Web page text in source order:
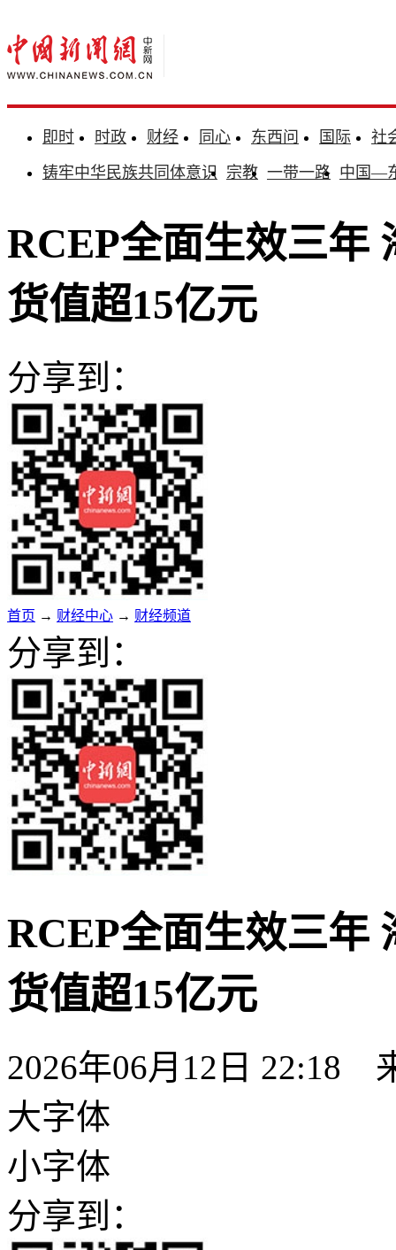
即时 时政 财经 同心 东西问 国际
社
铸牢中华民族共同体意识 宗教 一带一路 中国—
RCEP全面生效三年
货值超15亿元
分享到：
首页 → 财经中心 → 财经频道
分享到：
RCEP全面生效三年
货值超15亿元
2026年06月12日 22:18
大字体
小字体
分享到：